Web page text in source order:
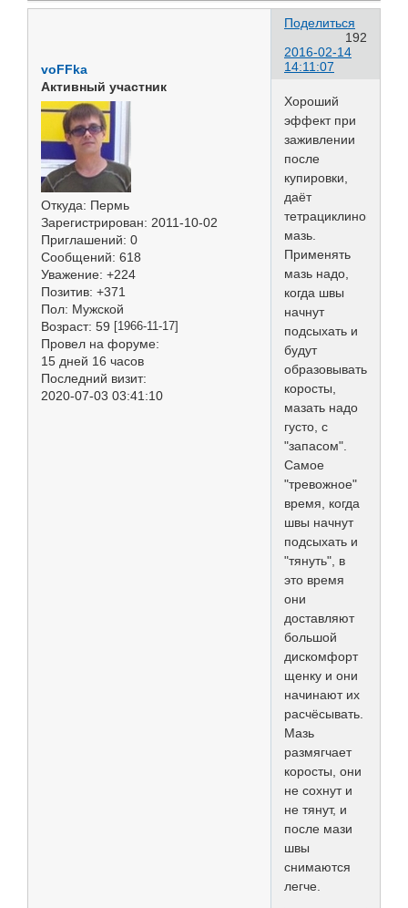
Поделиться
192
2016-02-14
14:11:07
voFFka
Активный участник
Откуда: Пермь
Зарегистрирован: 2011-10-02
Приглашений: 0
Сообщений: 618
Уважение: +224
Позитив: +371
Пол: Мужской
Возраст: 59 [1966-11-17]
Провел на форуме:
15 дней 16 часов
Последний визит:
2020-07-03 03:41:10
Хороший
эффект при
заживлении
после
купировки,
даёт
тетрациклиновая
мазь.
Применять
мазь надо,
когда швы
начнут
подсыхать и
будут
образовываться
коросты,
мазать надо
густо, с
"запасом".
Самое
"тревожное"
время, когда
швы начнут
подсыхать и
"тянуть", в
это время
они
доставляют
большой
дискомфорт
щенку и они
начинают их
расчёсывать.
Мазь
размягчает
коросты, они
не сохнут и
не тянут, и
после мази
швы
снимаются
легче.